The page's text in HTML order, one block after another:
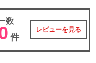
数
件
レビューを見る